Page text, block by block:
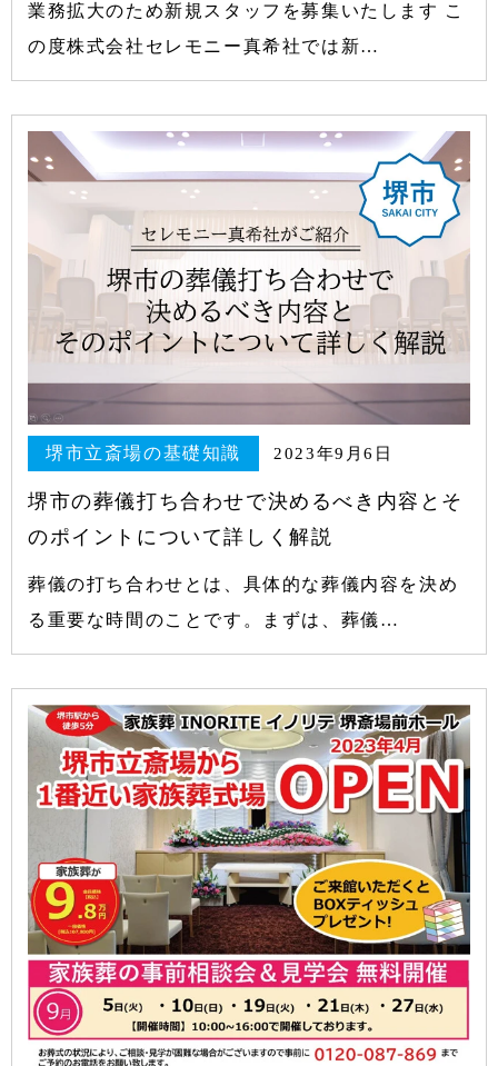
業務拡大のため新規スタッフを募集いたします こ
の度株式会社セレモニー真希社では新…
堺市立斎場の基礎知識 2023年9月6日
堺市の葬儀打ち合わせで決めるべき内容とそ
のポイントについて詳しく解説
葬儀の打ち合わせとは、具体的な葬儀内容を決め
る重要な時間のことです。まずは、葬儀…